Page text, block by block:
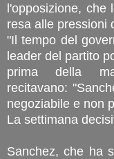
l'opposizione, che
resa alle pressioni
"Il tempo del
leader del partito
prima della
recitavano:
negoziabile e non
La settimana
Sanchez, che ha